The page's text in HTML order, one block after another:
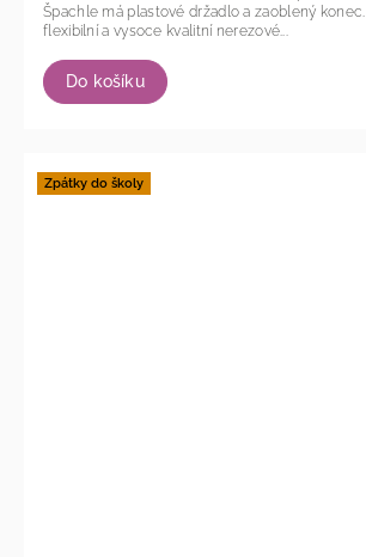
Do košíku
Špachle má plastové držadlo a zaoblený konec. Je vyrobena z
flexibilní a vysoce kvalitní nerezové...
Zpátky do školy